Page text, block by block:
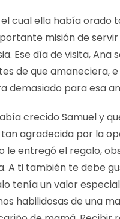
el cual ella había orado
misión de servir
Ese día de visita, Ana
de que amaneciera,
demasiado para esa
crecido Samuel y
tan agradecida por la
le entregó el regalo,
A ti también te debe
tenía un valor
habilidosas de una